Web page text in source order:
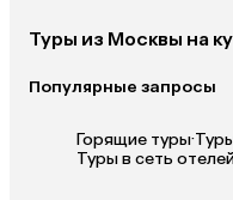
Туры из Москвы на
Популярные запросы
Горящие туры·
Туры в сеть